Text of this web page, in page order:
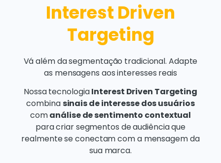
Interest Driven
Targeting
Vá além da segmentação tradicional. Adapte
as mensagens aos interesses reais
Nossa tecnologiaInterest Driven Targeting
combinasinais de interesse dos usuários
comanálise de sentimento contextual
para criar segmentos de audiência que
realmente se conectam com a mensagem da
sua marca.